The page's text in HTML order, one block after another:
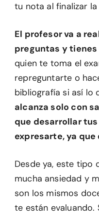
tu nota al finalizar la
El profesor va a
preguntas y
quien te toma el
repreguntarte o
bibliografía si así lo
alcanza solo con
que desarrollar
expresarte, ya
Desde ya, este tipo
mucha ansiedad y
son los mismos
te están evaluando.